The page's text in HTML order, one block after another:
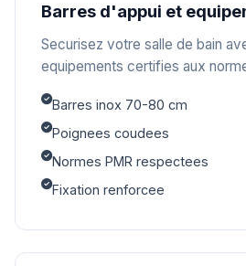
Barres d'appui et
Securisez votre salle de bain
equipements certifies aux
Barres inox 70-80 cm
Poignees coudees
Normes PMR respectees
Fixation renforcee